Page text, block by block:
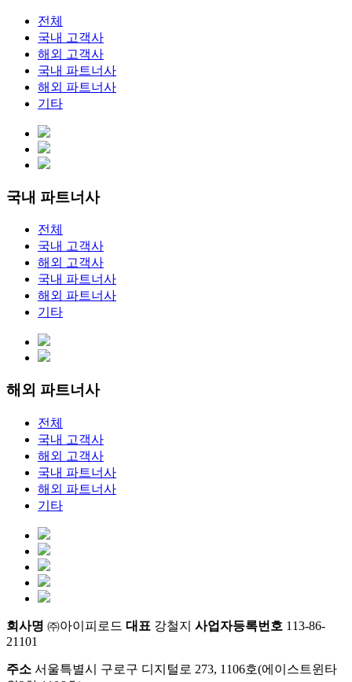
전체
국내 고객사
해외 고객사
국내 파트너사
해외 파트너사
기타
국내 파트너사
전체
국내 고객사
해외 고객사
국내 파트너사
해외 파트너사
기타
해외 파트너사
전체
국내 고객사
해외 고객사
국내 파트너사
해외 파트너사
기타
회사명 ㈜아이피로드 대표 강철지 사업자등록번호 113-86-
21101
주소 서울특별시 구로구 디지털로 273, 1106호(에이스트윈타